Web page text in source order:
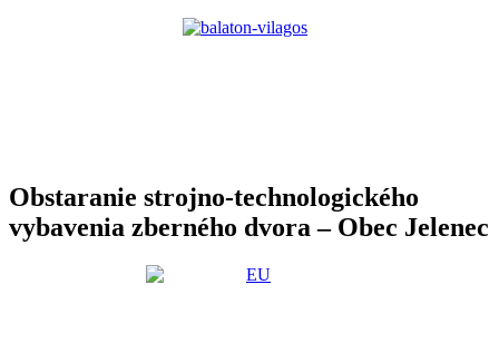
Obstaranie strojno-technologického
vybavenia zberného dvora – Obec Jelenec